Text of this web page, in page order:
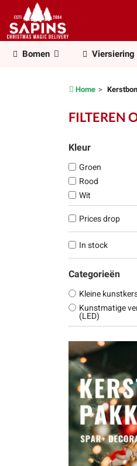
Bomen Viersiering
Home
FILTEREN
Kleur
Groen
Rood
Wit
Prices drop
In stock
Categorieën
Kleine
Kunstmatige
(LED)